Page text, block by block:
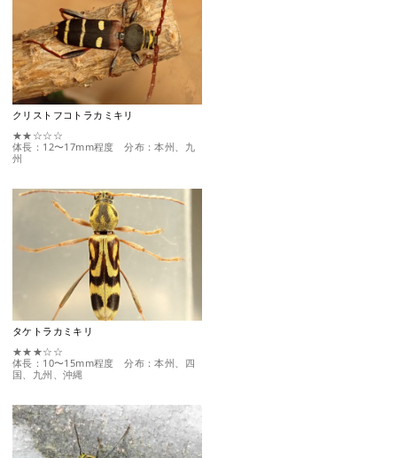
クリストフコトラカミキリ
★★☆☆☆
体長：12〜17mm程度 分布：本州、九
州
タケトラカミキリ
★★★☆☆
体長：10〜15mm程度 分布：本州、四
国、九州、沖縄